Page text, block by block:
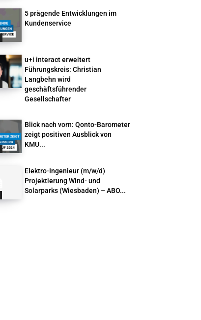
5 prägende Entwicklungen im
Kundenservice
u+i interact erweitert
Führungskreis: Christian
Langbehn wird
geschäftsführender
Gesellschafter
Blick nach vorn: Qonto-Barometer
zeigt positiven Ausblick von
KMU...
Elektro-Ingenieur (m/w/d)
Projektierung Wind- und
Solarparks (Wiesbaden) – ABO...